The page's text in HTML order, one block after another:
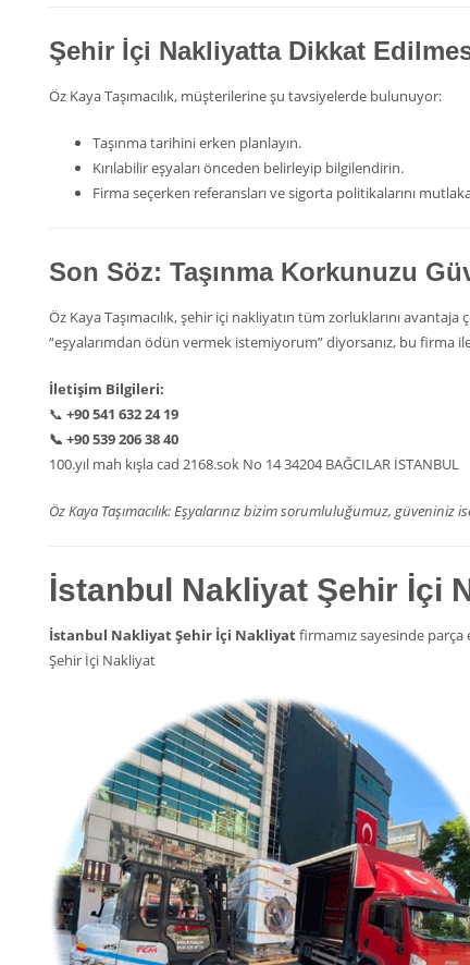
Şehir İçi Nakliyatta Dikkat
Öz Kaya Taşımacılık, müşterilerine şu tavsiyelerde bulunuyor:
Taşınma tarihini erken planlayın.
Kırılabilir eşyaları önceden belirleyip bilgilendirin.
Firma seçerken referansları ve sigorta politikalarını
Son Söz: Taşınma Korkunuzu
Öz Kaya Taşımacılık, şehir içi nakliyatın tüm zorluklarını
“eşyalarımdan ödün vermek istemiyorum” diyorsanız, bu firma
İletişim Bilgileri:
📞 +90 541 632 24 19
📞 +90 539 206 38 40
100.yıl mah kışla cad 2168.sok No 14 34204 BAĞCILAR İSTANBUL
Öz Kaya Taşımacılık: Eşyalarınız bizim sorumluluğumuz, güveniniz
İstanbul Nakliyat Şehir İçi
İstanbul Nakliyat Şehir İçi Nakliyatfirmamız sayesinde parça
Şehir İçi Nakliyat